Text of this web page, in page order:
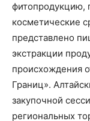
фитопродукцию,
косметические
представлено
экстракции
происхождения
Границ».
закупочной
региональных